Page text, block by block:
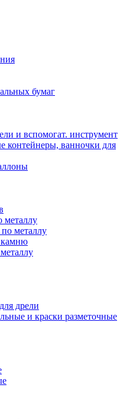
бумаг
и вспомогат. инструмент
контейнеры, ванночки для
металлу
металлу
камню
дрели
и краски разметочные